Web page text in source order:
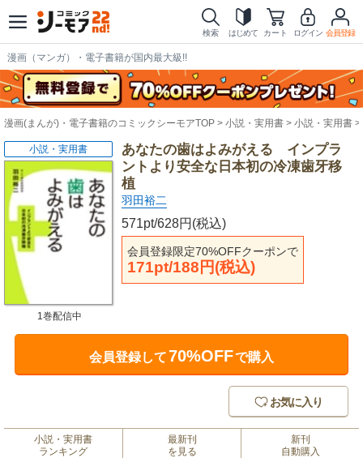
検索 はじめて カート ログイン 会員登録
漫画（マンガ）・電子書籍が国内最大級!!
漫画(まんが)・電子書籍のコミックシーモアTOP 小説・実用書 小説・実用書
あなたの歯はよみがえる インプラ
ントより安全な日本初の冷凍歯牙移
植
羽田裕二
571pt/628円(税込)
会員登録限定70%OFFクーポンで
171pt/188円(税込)
小説・実用書
1巻配信中
会員登録して70%OFFで購入
お気に入り
小説・実用書
ランキング
最新刊
を見る
新刊
自動購入